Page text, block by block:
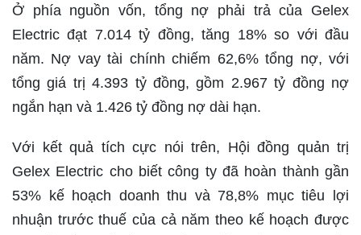
Ở phía nguồn vốn, tổng nợ phải trả của Gelex
Electric đạt 7.014 tỷ đồng, tăng 18% so với đầu
năm. Nợ vay tài chính chiếm 62,6% tổng nợ, với
tổng giá trị 4.393 tỷ đồng, gồm 2.967 tỷ đồng nợ
ngắn hạn và 1.426 tỷ đồng nợ dài hạn.
Với kết quả tích cực nói trên, Hội đồng quản trị
Gelex Electric cho biết công ty đã hoàn thành gần
53% kế hoạch doanh thu và 78,8% mục tiêu lợi
nhuận trước thuế của cả năm theo kế hoạch được